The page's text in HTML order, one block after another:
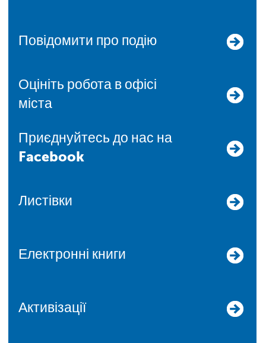
Повідомити про подію
Оцініть робота в офісі
міста
Приєднуйтесь до нас на
Facebook
Листівки
Електронні книги
Активізації